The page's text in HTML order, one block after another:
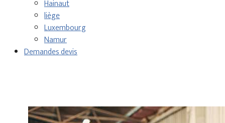
Hainaut
liège
Luxembourg
Namur
Demandes devis